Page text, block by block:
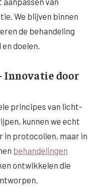
We blijven binnen
de behandeling
doelen.
Innovatie door
principes van licht-
kunnen we echt
in protocollen, maar in
behandelingen
ontwikkelen die